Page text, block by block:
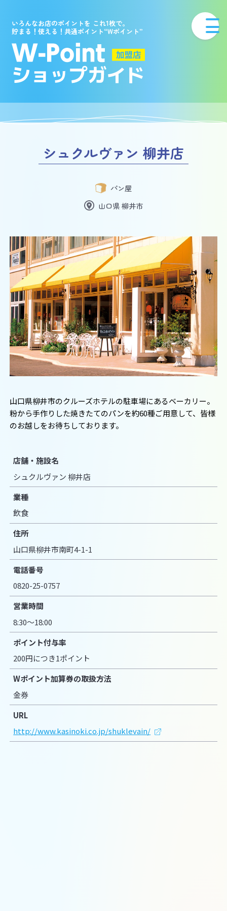
いろんなお店のポイントを これ1枚で。
貯まる！使える！共通ポイント“Wポイント”
シュクルヴァン 柳井店
パン屋
山口県 柳井市
山口県柳井市のクルーズホテルの駐車場にあるベーカリー。
粉から手作りした焼きたてのパンを約60種ご用意して、皆様
のお越しをお待ちしております。
店舗・施設名
シュクルヴァン 柳井店
業種
飲食
住所
山口県柳井市南町4-1-1
電話番号
0820-25-0757
営業時間
8:30～18:00
ポイント付与率
200円につき1ポイント
Wポイント加算券の取扱方法
金券
URL
http://www.kasinoki.co.jp/shuklevain/